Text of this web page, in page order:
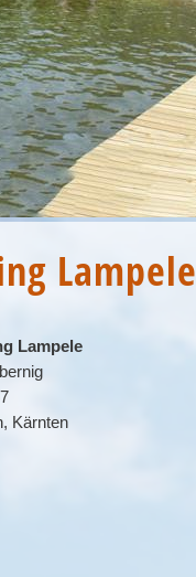
Lampele
Lampele
Kärnten